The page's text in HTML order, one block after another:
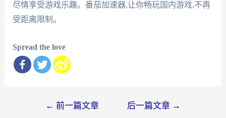
尽情享受游戏乐趣。番茄加速器,让你畅玩国内游戏,不再
受距离限制。
Spread the love
← 前一篇文章 后一篇文章 →